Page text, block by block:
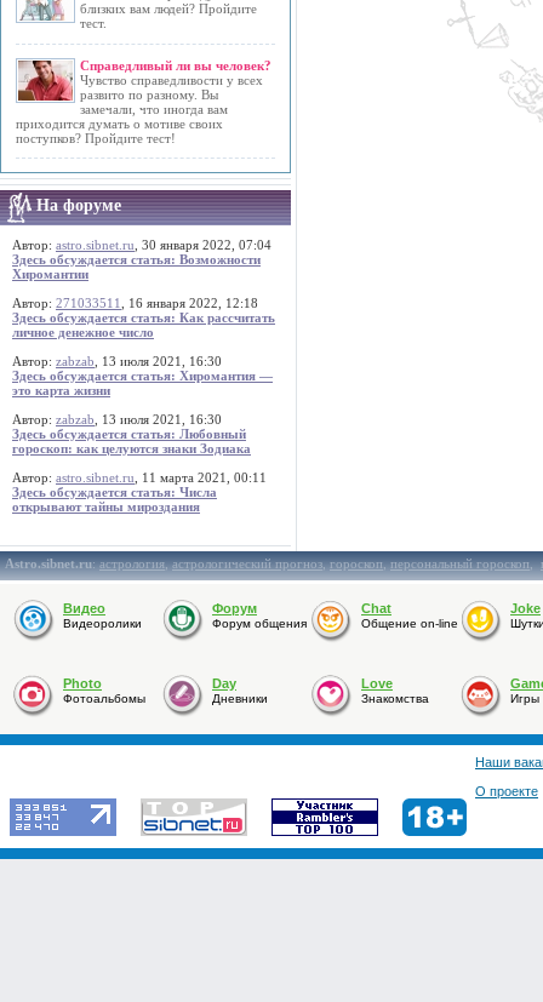
близких вам людей? Пройдите
тест.
Справедливый ли вы человек?
Чувство справедливости у всех
развито по разному. Вы
замечали, что иногда вам
приходится думать о мотиве своих
поступков? Пройдите тест!
На форуме
Автор: astro.sibnet.ru , 30 января 2022, 07:04
Здесь обсуждается статья: Возможности
Хиромантии
Автор: 271033511
, 16 января 2022, 12:18
Здесь обсуждается статья: Как рассчитать
личное денежное число
Автор: zabzab , 13 июля 2021, 16:30
Здесь обсуждается статья: Хиромантия —
это карта жизни
Автор: zabzab , 13 июля 2021, 16:30
Здесь обсуждается статья: Любовный
гороскоп: как целуются знаки Зодиака
Автор: astro.sibnet.ru , 11 марта 2021, 00:11
Здесь обсуждается статья: Числа
открывают тайны мироздания
Astro.sibnet.ru:астрология,астрологический прогноз,гороскоп,персональный гороскоп,
Видео
Видеоролики
Форум
Форум общения
Chat
Общение on-line
Joke
Photo
Фотоальбомы
Day
Дневники
Love
Знакомства Игры
Наши
О проекте